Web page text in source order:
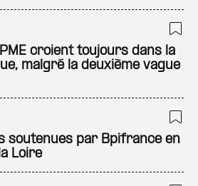
croient toujours dans la
malgré la deuxième vague
soutenues par Bpifrance en
Loire